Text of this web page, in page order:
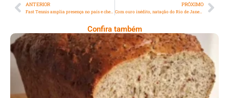
ANTERIOR PRÓXIMO
Com ouro inédito, natação do Rio de Janeiro é destaque com oito medalhas nos Jogos da Juventude
Confira também
Comer Bem: Pão Low Carb